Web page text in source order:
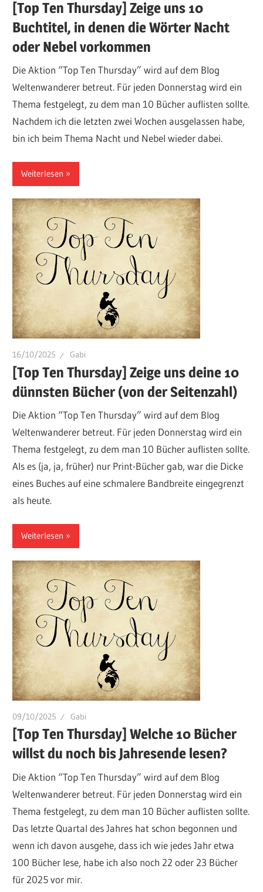
[Top Ten Thursday] Zeige uns 10
Buchtitel, in denen die Wörter Nacht
oder Nebel vorkommen
Die Aktion “Top Ten Thursday” wird auf dem Blog
Weltenwanderer betreut. Für jeden Donnerstag wird ein
Thema festgelegt, zu dem man 10 Bücher auflisten sollte.
Nachdem ich die letzten zwei Wochen ausgelassen habe,
bin ich beim Thema Nacht und Nebel wieder dabei.
Weiterlesen
16/10/2025 Gabi
[Top Ten Thursday] Zeige uns deine 10
dünnsten Bücher (von der Seitenzahl)
Die Aktion “Top Ten Thursday” wird auf dem Blog
Weltenwanderer betreut. Für jeden Donnerstag wird ein
Thema festgelegt, zu dem man 10 Bücher auflisten sollte.
Als es (ja, ja, früher) nur Print-Bücher gab, war die Dicke
eines Buches auf eine schmalere Bandbreite eingegrenzt
als heute.
Weiterlesen
09/10/2025 Gabi
[Top Ten Thursday] Welche 10 Bücher
willst du noch bis Jahresende lesen?
Die Aktion “Top Ten Thursday” wird auf dem Blog
Weltenwanderer betreut. Für jeden Donnerstag wird ein
Thema festgelegt, zu dem man 10 Bücher auflisten sollte.
Das letzte Quartal des Jahres hat schon begonnen und
wenn ich davon ausgehe, dass ich wie jedes Jahr etwa
100 Bücher lese, habe ich also noch 22 oder 23 Bücher
für 2025 vor mir.